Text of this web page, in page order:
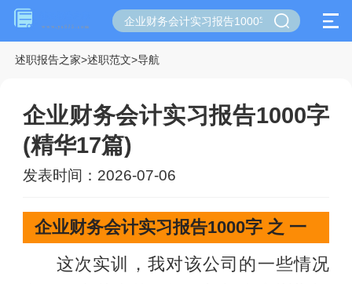
述职报告之家>述职范文>导航
企业财务会计实习报告1000字
(精华17篇)
发表时间：2026-07-06
企业财务会计实习报告1000字 之 一
这次实训，我对该公司的一些情况